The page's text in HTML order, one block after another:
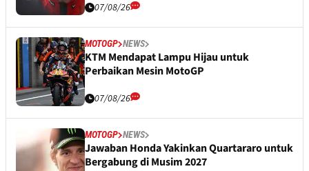
07/08/26
MOTOGP NEWS
KTM Mendapat Lampu Hijau untuk
Perbaikan Mesin MotoGP
07/08/26
MOTOGP NEWS
Jawaban Honda Yakinkan Quartararo untuk
Bergabung di Musim 2027